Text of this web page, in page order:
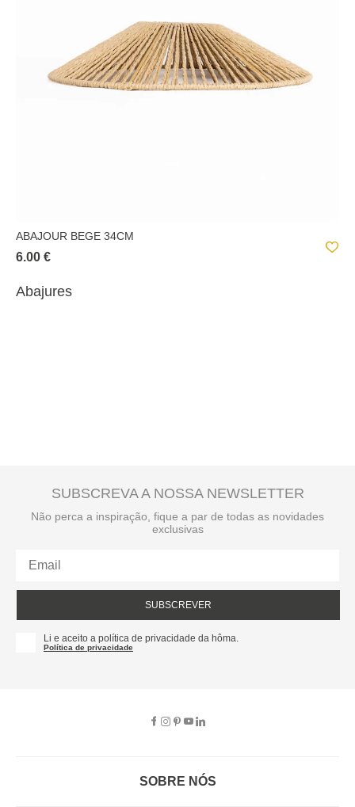
ABAJOUR BEGE 34CM
6.00 €
Abajures
SUBSCREVA A NOSSA NEWSLETTER
Não perca a inspiração, fique a par de todas as novidades
exclusivas
SUBSCREVER
Li e aceito a política de privacidade da hôma.
Política de privacidade
SOBRE NÓS